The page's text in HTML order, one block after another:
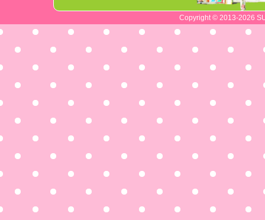
Copyright © 2013-2026